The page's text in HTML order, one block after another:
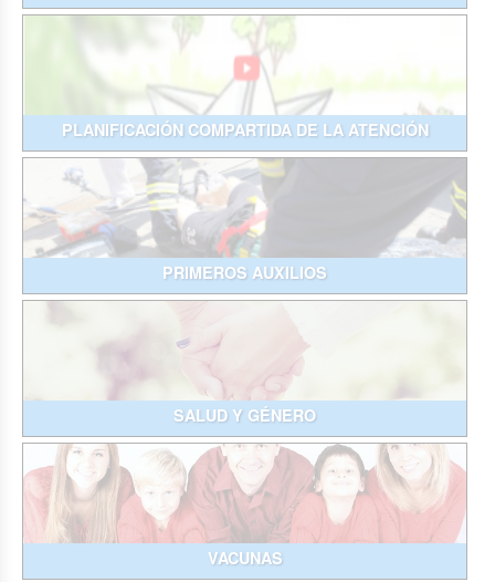
PLANIFICACIÓN COMPARTIDA DE LA ATENCIÓN
PRIMEROS AUXILIOS
SALUD Y GÉNERO
VACUNAS